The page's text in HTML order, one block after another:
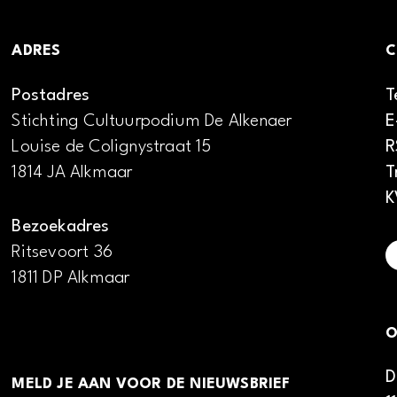
ADRES
Postadres
Stichting Cultuurpodium De Alkenaer
Louise de Colignystraat 15
1814 JA Alkmaar
Bezoekadres
Ritsevoort 36
1811 DP Alkmaar
MELD JE AAN VOOR DE NIEUWSBRIEF